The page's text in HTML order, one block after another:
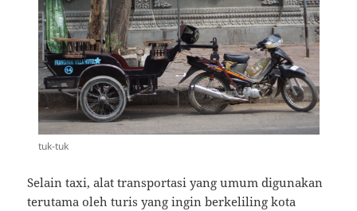
tuk-tuk
Selain taxi, alat transportasi yang umum digunakan
terutama oleh turis yang ingin berkeliling kota